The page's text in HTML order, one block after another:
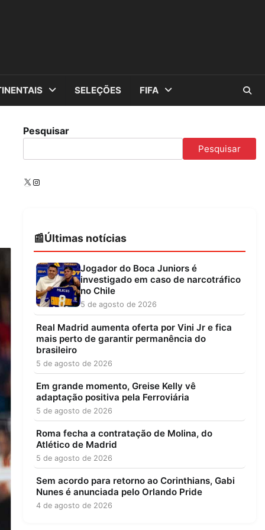
SELEÇÕES FIFA
Pesquisar
Pesquisar
X Instagram
Últimas notícias
Jogador do Boca Juniors é
investigado em caso de narcotráfico
no Chile
5 de agosto de 2026
Real Madrid aumenta oferta por Vini Jr e fica
mais perto de garantir permanência do
brasileiro
5 de agosto de 2026
Em grande momento, Greise Kelly vê
adaptação positiva pela Ferroviária
5 de agosto de 2026
Roma fecha a contratação de Molina, do
Atlético de Madrid
5 de agosto de 2026
Sem acordo para retorno ao Corinthians, Gabi
Nunes é anunciada pelo Orlando Pride
4 de agosto de 2026